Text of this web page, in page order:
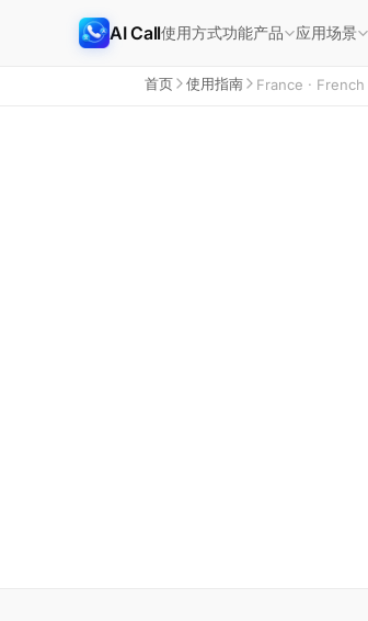
AI Call使用方式功能产品 应用场景
首页 使用指南 France · French